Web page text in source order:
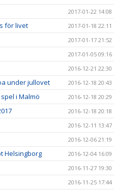
2017-01-22 14:08
för livet 2017-01-18 22:11
2017-01-17 21:52
2017-01-05 09:16
2016-12-21 22:30
under jullovet 2016-12-18 20:43
i Malmö 2016-12-18 20:29
2016-12-18 20:18
2016-12-11 13:47
2016-12-06 21:19
Helsingborg 2016-12-04 16:09
2016-11-27 19:30
2016-11-25 17:44